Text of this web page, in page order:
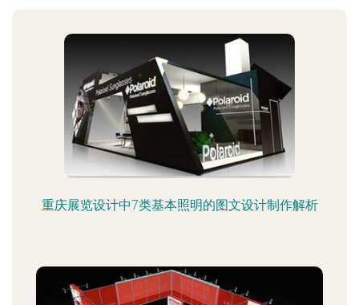
重庆展览设计中7类基本照明的图文设计制作解析